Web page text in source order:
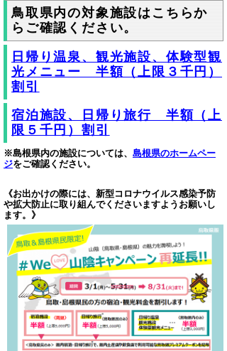
鳥取県内の対象施設はこちらか
らご確認ください。
日帰り温泉、観光施設、体験型観
光メニュー 半額（上限３千円）
割引
宿泊施設、日帰り旅行 半額（上
限５千円）割引
※島根県内の施設については、 島根県のホームペー
ジをご確認ください。
《お出かけの際には、新型コロナウイルス感染予防
や拡大防止に取り組んでくださいますようお願いし
ます。》